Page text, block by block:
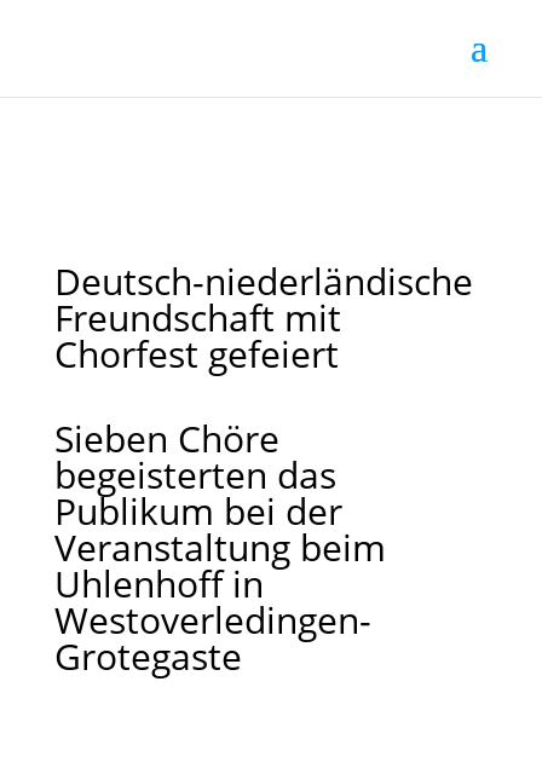
Deutsch-niederländische
Freundschaft mit
Chorfest gefeiert
Sieben Chöre
begeisterten das
Publikum bei der
Veranstaltung beim
Uhlenhoff in
Westoverledingen-
Grotegaste